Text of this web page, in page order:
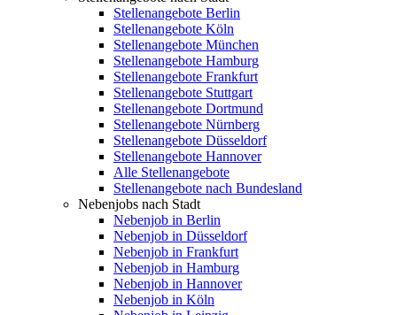
Stellenangebote Berlin
Stellenangebote Köln
Stellenangebote München
Stellenangebote Hamburg
Stellenangebote Frankfurt
Stellenangebote Stuttgart
Stellenangebote Dortmund
Stellenangebote Nürnberg
Stellenangebote Düsseldorf
Stellenangebote Hannover
Alle Stellenangebote
Stellenangebote nach Bundesland
Nebenjobs nach Stadt
Nebenjob in Berlin
Nebenjob in Düsseldorf
Nebenjob in Frankfurt
Nebenjob in Hamburg
Nebenjob in Hannover
Nebenjob in Köln